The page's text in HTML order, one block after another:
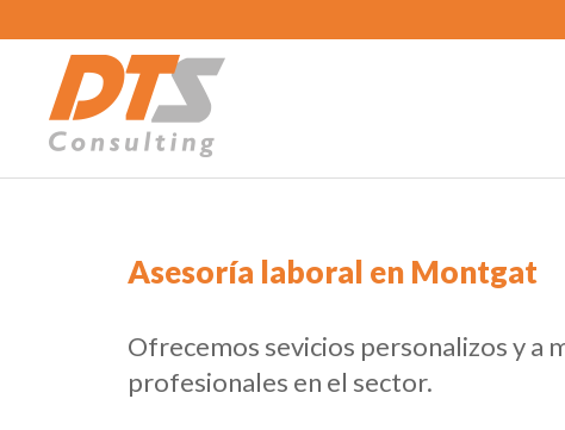
Asesoría laboral en Montgat
Ofrecemos sevicios personalizos y a
profesionales en el sector.